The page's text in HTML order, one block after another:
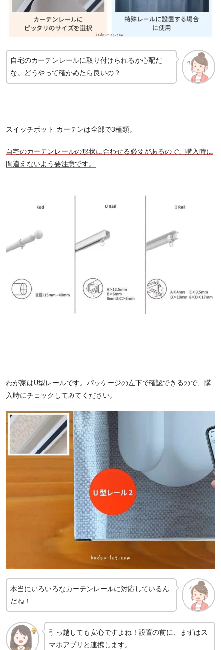
自宅のカーテンレールに取り付けられるか心配だ
な。どうやって確かめたら良いの？
スイッチボット カーテンは全部で3種類。
自宅のカーテンレールの形状に合わせる必要があるので、購入時に
間違えないよう要注意です。
わが家はU型レールです。パッケージの左下で確認できるので、購
入時にチェックしてみてください。
本当にいろいろなカーテンレールに対応しているん
だね！
引っ越しても安心ですよね！設置の前に、まずはス
マホアプリと連携します。